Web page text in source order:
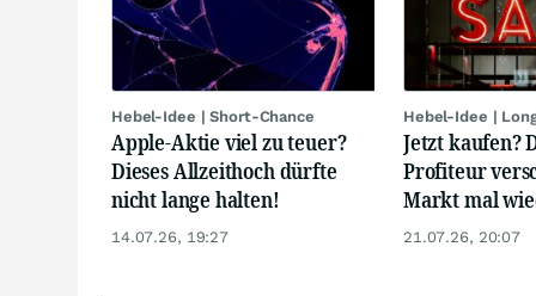
Hebel-Idee | Short-Chance
Apple-Aktie viel zu teuer?
Dieses Allzeithoch dürfte
nicht lange halten!
14.07.26, 19:27
Hebel-Idee |
Jetzt kaufen?
Profiteur
Markt mal
21.07.26, 20:07